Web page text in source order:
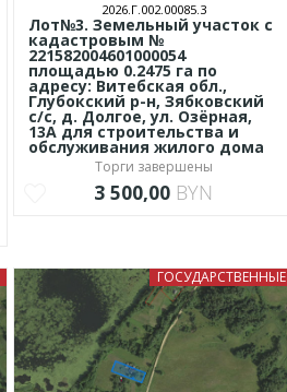
2026.Г.002.00085.3
Лот№3. Земельный участок с
кадастровым №
221582004601000054
площадью 0.2475 га по
адресу: Витебская обл.,
Глубокский р-н, Зябковский
с/с, д. Долгое, ул. Озёрная,
13А для строительства и
обслуживания жилого дома
Торги завершены
3 500,00 BYN
ГОСУДАРСТВЕННЫЕ